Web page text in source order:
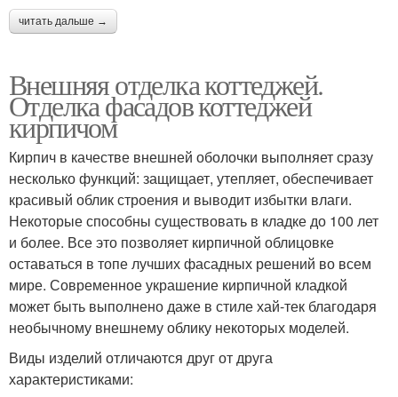
читать дальше →
Внешняя отделка коттеджей.
Отделка фасадов коттеджей
кирпичом
Кирпич в качестве внешней оболочки выполняет сразу
несколько функций: защищает, утепляет, обеспечивает
красивый облик строения и выводит избытки влаги.
Некоторые способны существовать в кладке до 100 лет
и более. Все это позволяет кирпичной облицовке
оставаться в топе лучших фасадных решений во всем
мире. Современное украшение кирпичной кладкой
может быть выполнено даже в стиле хай-тек благодаря
необычному внешнему облику некоторых моделей.
Виды изделий отличаются друг от друга
характеристиками: